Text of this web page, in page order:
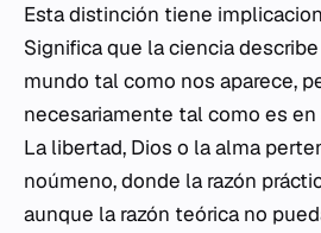
Esta distinción tiene
Significa que la ciencia
mundo tal como nos aparece,
necesariamente tal como es
La libertad, Dios o la alma
noúmeno, donde la razón
aunque la razón teórica no